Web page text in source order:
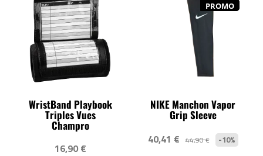
WristBand Playbook
Triples Vues
Champro
16,90 €
PROMO
NIKE Manchon Vapor
Grip Sleeve
40,41 € 44,90 € -10%